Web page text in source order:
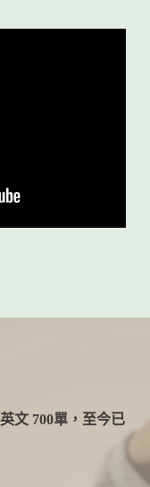
文 700單，至今已